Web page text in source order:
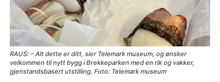
RAUS: – Alt dette er ditt, sier Telemark museum, og ønsker
velkommen til nytt bygg i Brekkeparken med en rik og vakker,
gjenstandsbasert utstilling. Foto: Telemark museum